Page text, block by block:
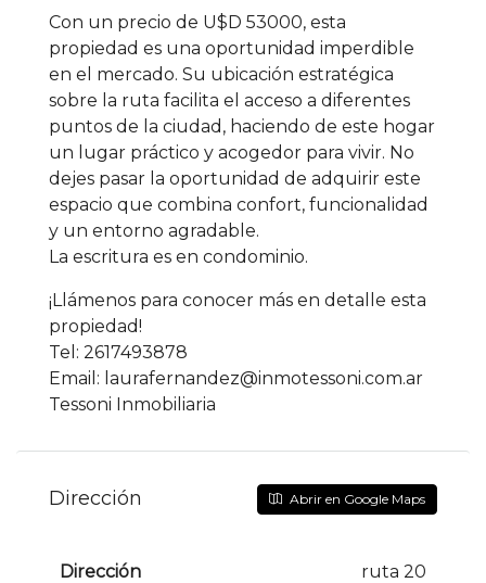
Con un precio de U$D 53000, esta
propiedad es una oportunidad imperdible
en el mercado. Su ubicación estratégica
sobre la ruta facilita el acceso a diferentes
puntos de la ciudad, haciendo de este hogar
un lugar práctico y acogedor para vivir. No
dejes pasar la oportunidad de adquirir este
espacio que combina confort, funcionalidad
y un entorno agradable.
La escritura es en condominio.
¡Llámenos para conocer más en detalle esta
propiedad!
Tel: 2617493878
Email: laurafernandez@inmotessoni.com.ar
Tessoni Inmobiliaria
Dirección Abrir en Google Maps
Dirección ruta 20